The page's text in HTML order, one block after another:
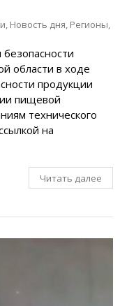
, Новость дня, Регионы,
области в ходе
продукции
пищевой
технического
на
Читать далее